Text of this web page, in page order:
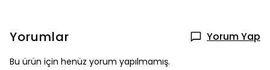
Yorumlar Yorum Yap
Bu ürün için henüz yorum yapılmamış.